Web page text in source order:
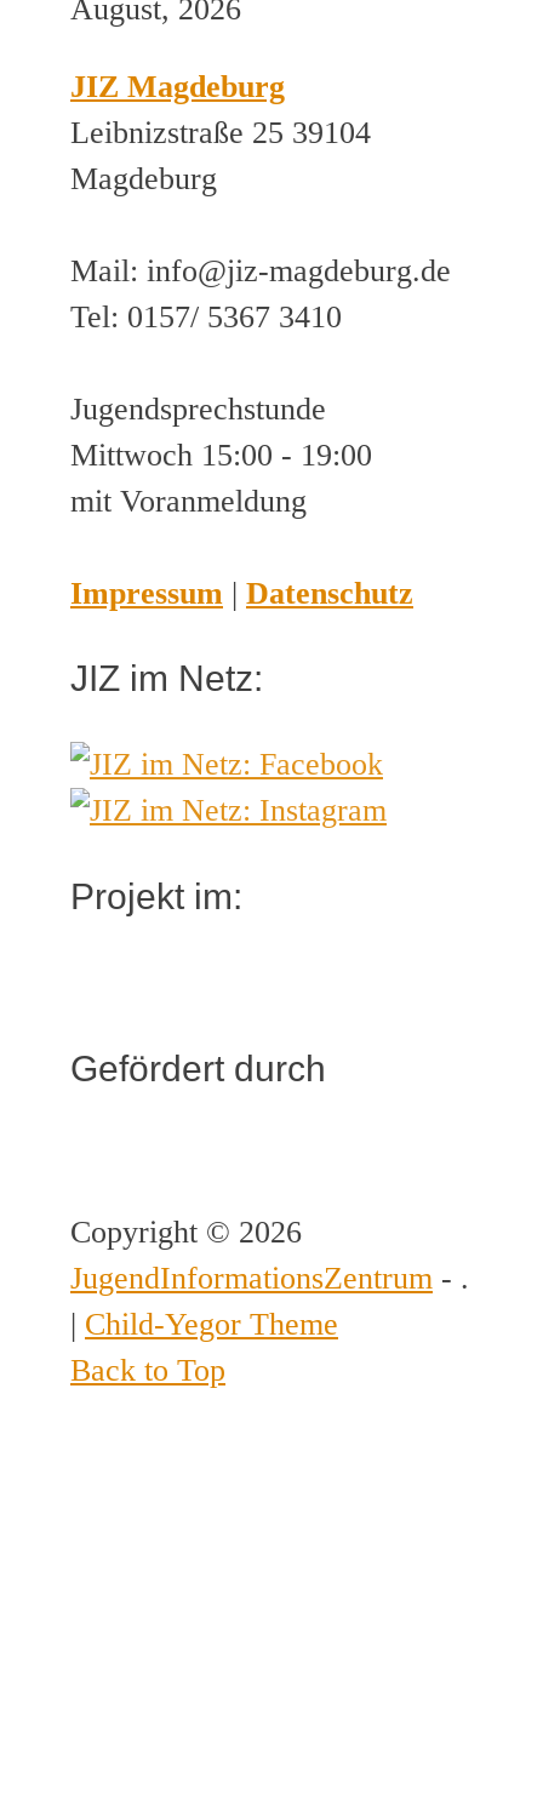
August, 2026
JIZ Magdeburg
Leibnizstraße 25 39104
Magdeburg
Mail: info@jiz-magdeburg.de
Tel: 0157/ 5367 3410
Jugendsprechstunde
Mittwoch 15:00 - 19:00
mit Voranmeldung
Impressum | Datenschutz
JIZ im Netz:
Projekt im:
Gefördert durch
Copyright © 2026
JugendInformationsZentrum - .
| Child-Yegor Theme
Back to Top